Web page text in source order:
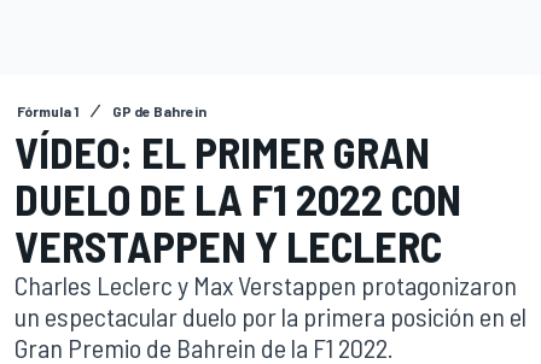
Fórmula 1 GP de Bahrein
VÍDEO: EL PRIMER GRAN
DUELO DE LA F1 2022 CON
VERSTAPPEN Y LECLERC
Charles Leclerc y Max Verstappen protagonizaron
un espectacular duelo por la primera posición en el
Gran Premio de Bahrein de la F1 2022.